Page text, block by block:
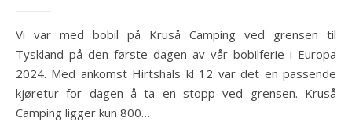
Vi var med bobil på Kruså Camping ved grensen til
Tyskland på den første dagen av vår bobilferie i Europa
2024. Med ankomst Hirtshals kl 12 var det en passende
kjøretur for dagen å ta en stopp ved grensen. Kruså
Camping ligger kun 800…